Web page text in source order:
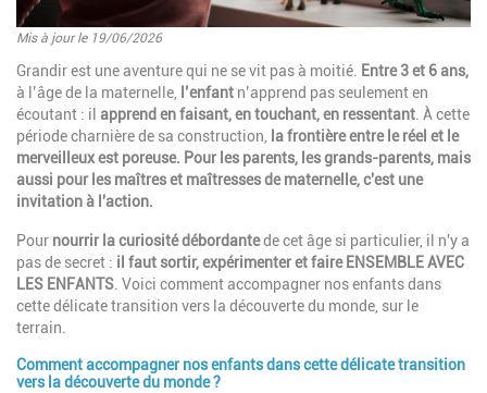
Mis à jour le 19/06/2026
Introduction
Grandir est une aventure qui ne se vit pas à moitié.
Entre 3 et 6 ans,
à l’âge de la maternelle,
l’enfant n’apprend pas seulement en
écoutant : il apprend en faisant, en touchant, en ressentant . À cette
période charnière de sa construction,
la frontière entre le réel et le
merveilleux est poreuse. Pour les parents, les grands-parents, mais
aussi pour les maîtres et maîtresses de maternelle, c'est une
invitation à l'action.
Pour nourrir la curiosité débordantede cet âge si particulier, il n'y a
pas de secret : il faut sortir, expérimenter et faire ENSEMBLE AVEC
LES ENFANTS . Voici comment accompagner nos enfants dans
cette délicate transition vers la découverte du monde, sur le
terrain.
Paragraphes
Comment accompagner nos enfants dans cette délicate transition
vers la découverte du monde ?